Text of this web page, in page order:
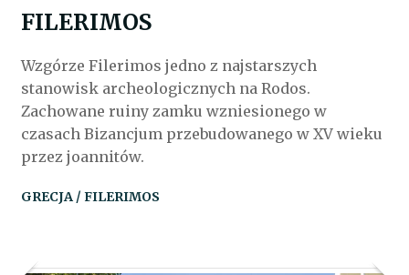
FILERIMOS
Wzgórze Filerimos jedno z najstarszych
stanowisk archeologicznych na Rodos.
Zachowane ruiny zamku wzniesionego w
czasach Bizancjum przebudowanego w XV wieku
przez joannitów.
GRECJA / FILERIMOS